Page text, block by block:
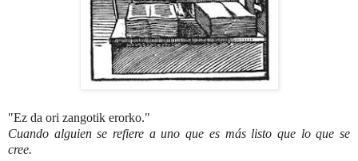
"Ez da ori zangotik erorko."
Cuando alguien se refiere a uno que es más listo que lo que se
cree.